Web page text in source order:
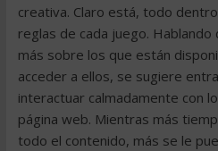
creativa. Claro está, todo
reglas de cada juego.
más sobre los que están
acceder a ellos, se sugiere
interactuar calmadamente con
página web. Mientras más
todo el contenido, más se le